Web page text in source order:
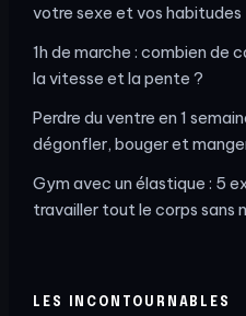
votre sexe et vos habitudes
1h de marche : combien de
la vitesse et la pente ?
Perdre du ventre en 1
dégonfler, bouger et
Gym avec un élastique : 5
travailler tout le corps sans
LES INCONTOURNABLES